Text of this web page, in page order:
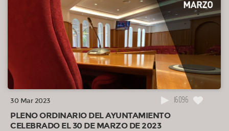
30 Mar 2023 16096
PLENO ORDINARIO DEL AYUNTAMIENTO
CELEBRADO EL 30 DE MARZO DE 2023